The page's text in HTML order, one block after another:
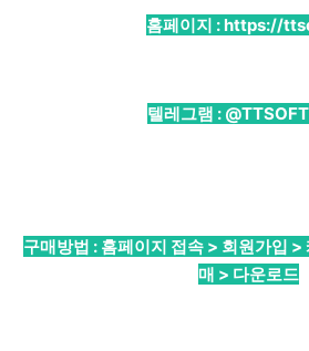
홈페이지 :https://
텔레그램 :
구매방법 : 홈페이지 접속 > 회원가입
매 > 다운로드